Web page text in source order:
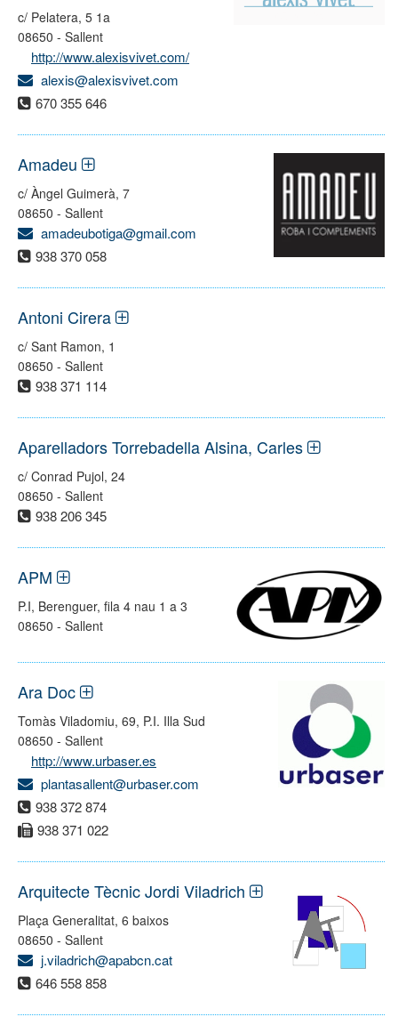
c/ Pelatera, 5 1a
08650 - Sallent
http://www.alexisvivet.com/
alexis@alexisvivet.com
670 355 646
Amadeu
c/ Àngel Guimerà, 7
08650 - Sallent
amadeubotiga@gmail.com
938 370 058
Antoni Cirera
c/ Sant Ramon, 1
08650 - Sallent
938 371 114
Aparelladors Torrebadella Alsina, Carles
c/ Conrad Pujol, 24
08650 - Sallent
938 206 345
APM
P.I, Berenguer, fila 4 nau 1 a 3
08650 - Sallent
Ara Doc
Tomàs Viladomiu, 69, P.I. Illa Sud
08650 - Sallent
http://www.urbaser.es
plantasallent@urbaser.com
938 372 874
938 371 022
Arquitecte Tècnic Jordi Viladrich
Plaça Generalitat, 6 baixos
08650 - Sallent
j.viladrich@apabcn.cat
646 558 858